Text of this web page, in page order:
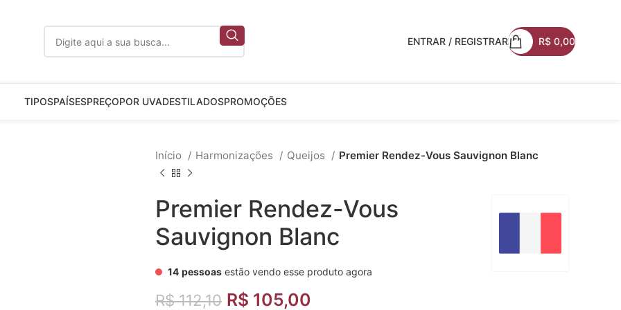
ENTRAR / REGISTRAR R$ 0,00
TIPOSPAÍSESPREÇOPOR UVADESTILADOSPROMOÇÕES
Início Harmonizações Queijos Premier Rendez-Vous Sauvignon Blanc
Premier Rendez-Vous
Sauvignon Blanc
14 pessoas estão vendo esse produto agora
R$112,10 R$ 105,00